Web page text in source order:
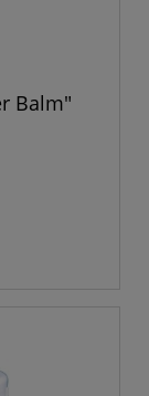
Balm"